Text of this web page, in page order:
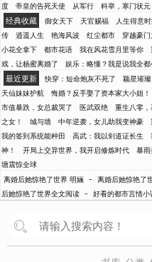
度
帝皇的告死天使 从军行 科举，寒门状元
经典收藏 御女天下 天官赐福 人生得意
传
逍遥人生 艳海风波 红尘都市 穿越豪
小花全拿下
都市花语 我在风花雪月里等你
戏，让杨蜜离婚了
娱乐：略懂？我是说我全都
最近更新 快穿：短命炮灰不死了 颖星璀
天仙妹妹护航
悔婚？反手娶了资本家大小姐！
市值暴跌，女总裁哭了
医武双绝 重生八零，
之女！
城与墙 中年逆袭，女儿助我变神豪
我的签到系统能种田
高武：我以剑道证长生
神！
开局上交异世界，我开启修炼时代 暴
塘震惊全球
离婚后她惊艳了世界 明婳 - 离婚后她惊艳了
后她惊艳了世界全文阅读 - 好看的都市言情小